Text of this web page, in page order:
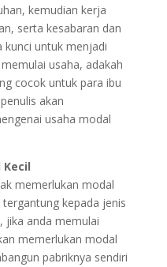
kemudian kerja
serta kesabaran dan
kunci untuk menjadi
usaha, adakah
cocok untuk para ibu
akan
usaha modal
Kecil
memerlukan modal
kepada jenis
jika anda memulai
memerlukan modal
pabriknya sendiri